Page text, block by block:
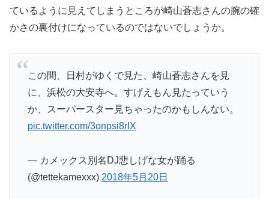
ているように見えてしまうところが崎山蒼志さんの腕の確
かさの裏付けになっているのではないでしょうか。
この間、日村がゆくで見た、崎山蒼志さんを見
に、浜松の大安寺へ。すげえもん見たっていう
か、スーパースター見ちゃったのかもしんない。
pic.twitter.com/3onpsi8rIX
— カメックス別名DJ悲しげな女が踊る
(@tettekamexxx) 2018年5月20日